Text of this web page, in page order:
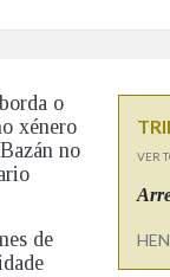
o
xénero
no
de
VER